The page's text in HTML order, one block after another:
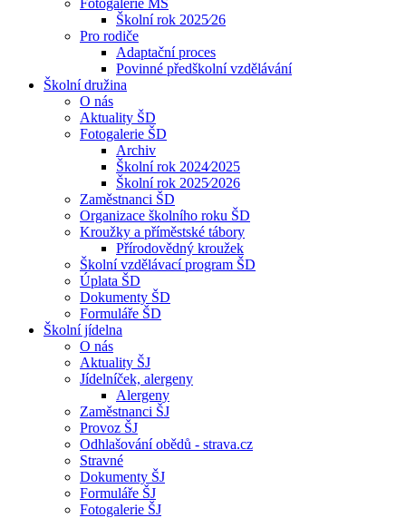
Fotogalerie MŠ
Školní rok 2025⁄26
Pro rodiče
Adaptační proces
Povinné předškolní vzdělávání
Školní družina
O nás
Aktuality ŠD
Fotogalerie ŠD
Archiv
Školní rok 2024⁄2025
Školní rok 2025⁄2026
Zaměstnanci ŠD
Organizace školního roku ŠD
Kroužky a příměstské tábory
Přírodovědný kroužek
Školní vzdělávací program ŠD
Úplata ŠD
Dokumenty ŠD
Formuláře ŠD
Školní jídelna
O nás
Aktuality ŠJ
Jídelníček, alergeny
Alergeny
Zaměstnanci ŠJ
Provoz ŠJ
Odhlašování obědů - strava.cz
Stravné
Dokumenty ŠJ
Formuláře ŠJ
Fotogalerie ŠJ